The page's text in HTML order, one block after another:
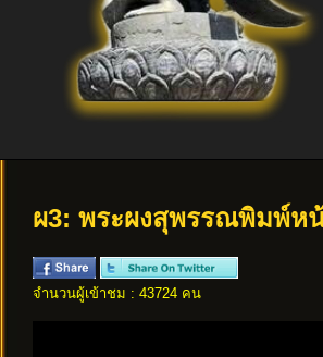
ผ3: พระผงสุพรรณพิมพ์ห
จำนวนผู้เข้าชม : 43724 คน